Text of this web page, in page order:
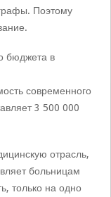
Поэтому
бюджета в
современного
3 500 000
отрасль,
больницам
только на одно